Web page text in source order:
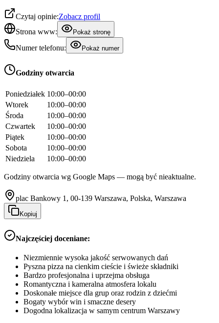
Czytaj opinie:Zobacz profil
Strona www:
Pokaż stronę
Numer telefonu: Pokaż numer
Godziny otwarcia
Poniedziałek 10:00–00:00
Wtorek
10:00–00:00
Środa
10:00–00:00
Czwartek
10:00–00:00
Piątek
10:00–00:00
Sobota
10:00–00:00
Niedziela
10:00–00:00
Godziny otwarcia wg Google Maps — mogą być nieaktualne.
plac Bankowy 1, 00-139 Warszawa, Polska, Warszawa
Kopiuj
Najczęściej doceniane:
Niezmiennie wysoka jakość serwowanych dań
Pyszna pizza na cienkim cieście i świeże składniki
Bardzo profesjonalna i uprzejma obsługa
Romantyczna i kameralna atmosfera lokalu
Doskonałe miejsce dla grup oraz rodzin z dziećmi
Bogaty wybór win i smaczne desery
Dogodna lokalizacja w samym centrum Warszawy